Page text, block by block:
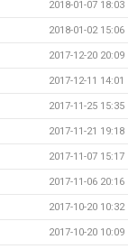
2018-01-07 18:03
2018-01-02 15:06
2017-12-20 20:09
2017-12-11 14:01
2017-11-25 15:35
2017-11-21 19:18
2017-11-07 15:17
2017-11-06 20:16
2017-10-20 10:32
2017-10-20 10:09